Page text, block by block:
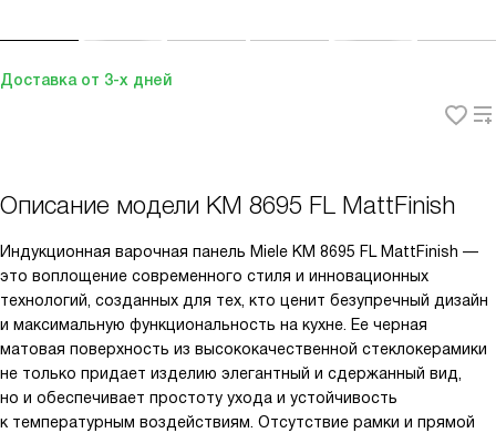
Доставка от 3-х дней
Описание модели KM 8695 FL MattFinish
Индукционная варочная панель Miele KM 8695 FL MattFinish —
это воплощение современного стиля и инновационных
технологий, созданных для тех, кто ценит безупречный дизайн
и максимальную функциональность на кухне. Ее черная
матовая поверхность из высококачественной стеклокерамики
не только придает изделию элегантный и сдержанный вид,
но и обеспечивает простоту ухода и устойчивость
к температурным воздействиям. Отсутствие рамки и прямой